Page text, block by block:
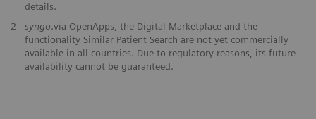
details.
2
syngo.via OpenApps, the Digital Marketplace and the
functionality Similar Patient Search are not yet commercially
available in all countries. Due to regulatory reasons, its future
availability cannot be guaranteed.